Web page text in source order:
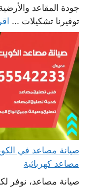
جودة المقاعد
توفيرنا تشكيلات ...
مصاعد كهربائية
صيانة مصاعد، نوفر